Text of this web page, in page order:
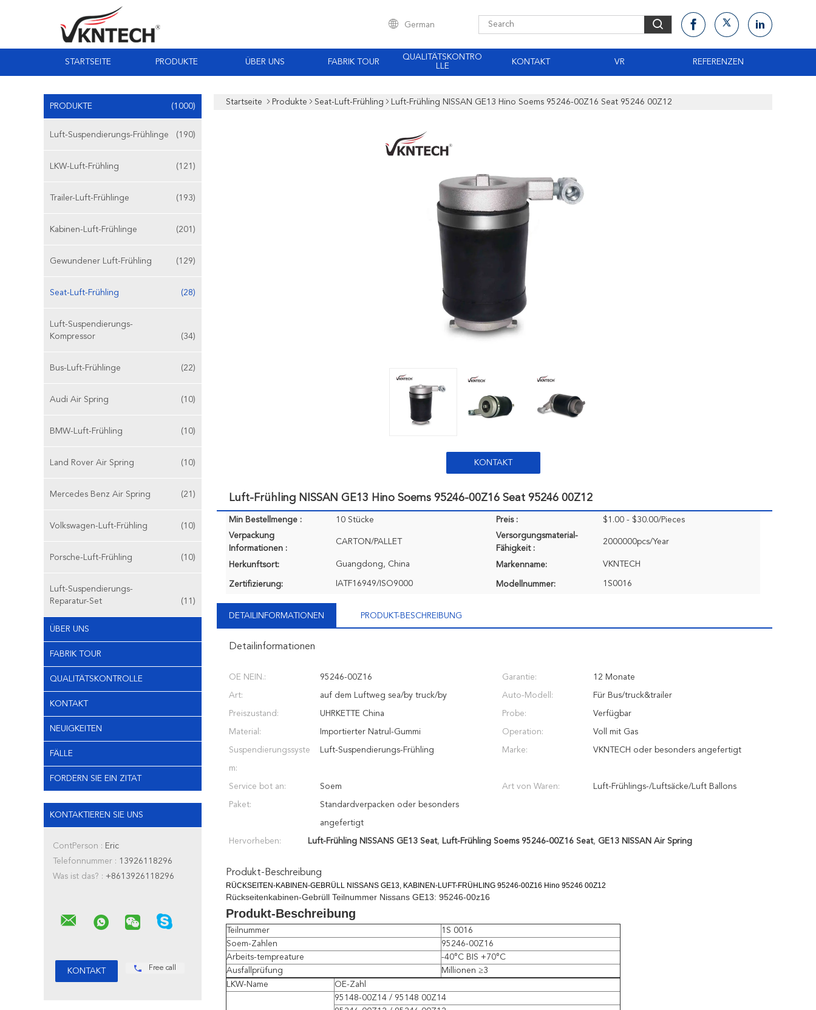
German
STARTSEITE PRODUKTE ÜBER UNS FABRIK TOUR
QUALITÄTSKONTRO
LLE
KONTAKT VR REFERENZEN
PRODUKTE (1000)
Luft-Suspendierungs-Frühlinge (190)
LKW-Luft-Frühling (121)
Trailer-Luft-Frühlinge (193)
Kabinen-Luft-Frühlinge (201)
Gewundener Luft-Frühling (129)
Seat-Luft-Frühling (28)
Luft-Suspendierungs-
Kompressor
(34)
Bus-Luft-Frühlinge (22)
Audi Air Spring (10)
BMW-Luft-Frühling (10)
Land Rover Air Spring (10)
Mercedes Benz Air Spring (21)
Volkswagen-Luft-Frühling (10)
Porsche-Luft-Frühling (10)
Luft-Suspendierungs-
Reparatur-Set
(11)
ÜBER UNS
FABRIK TOUR
QUALITÄTSKONTROLLE
KONTAKT
NEUIGKEITEN
FÄLLE
FORDERN SIE EIN ZITAT
KONTAKTIEREN SIE UNS
ContPerson : Eric
Telefonnummer : 13926118296
Was ist das? : +8613926118296
Free call
Startseite Produkte Seat-Luft-Frühling Luft-Frühling NISSAN GE13 Hino Soems 95246-00Z16 Seat 95246 00Z12
KONTAKT
Luft-Frühling NISSAN GE13 Hino Soems 95246-00Z16 Seat 95246 00Z12
Min Bestellmenge : 10 Stücke Preis :
$1.00 - $30.00/Pieces
Verpackung
Informationen :
CARTON/PALLET
Versorgungsmaterial-
Fähigkeit :
2000000pcs/Year
Herkunftsort: Guangdong, China Markenname: VKNTECH
Zertifizierung: IATF16949/ISO9000 Modellnummer: 1S0016
DETAILINFORMATIONEN PRODUKT-BESCHREIBUNG
Detailinformationen
OE NEIN.: 95246-00Z16 Garantie: 12 Monate
Art: auf dem Luftweg sea/by truck/by Auto-Modell: Für Bus/truck&trailer
Preiszustand: UHRKETTE China Probe: Verfügbar
Material: Importierter Natrul-Gummi Operation: Voll mit Gas
Suspendierungssyste
m:
Luft-Suspendierungs-Frühling Marke: VKNTECH oder besonders angefertigt
Service bot an: Soem Art von Waren: Luft-Frühlings-/Luftsäcke/Luft Ballons
Paket: Standardverpacken oder besonders
angefertigt
Hervorheben: Luft-Frühling NISSANS GE13 Seat, Luft-Frühling Soems 95246-00Z16 Seat, GE13 NISSAN Air Spring
Produkt-Beschreibung
RÜCKSEITEN-KABINEN-GEBRÜLL NISSANS GE13, KABINEN-LUFT-FRÜHLING 95246-00Z16 Hino 95246 00Z12
Rückseitenkabinen-Gebrüll Teilnummer Nissans GE13: 95246-00z16
Produkt-Beschreibung
Teilnummer
1S 0016
Soem-Zahlen
95246-00Z16
Arbeits-tempreature
-40°C BIS +70°C
Ausfallprüfung
Millionen ≥3
LKW-Name
OE-Zahl
95148-00Z14 / 95148 00Z14